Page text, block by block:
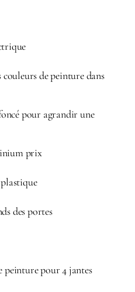
de peinture dans
pour agrandir une
prix
des portes
peinture pour 4 jantes